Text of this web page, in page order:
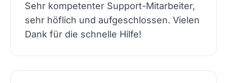
Sehr kompetenter Support-Mitarbeiter,
sehr höflich und aufgeschlossen. Vielen
Dank für die schnelle Hilfe!